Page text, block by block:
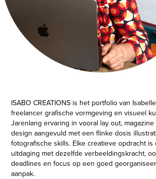
ISABO CREATIONS is het portfolio van
freelancer grafische vormgeving en visueel
Jarenlang ervaring in vooral lay out,
design aangevuld met een flinke dosis
fotografische skills. Elke creatieve opdracht
uitdaging met dezelfde verbeeldingskracht,
deadlines en focus op een goed
aanpak.